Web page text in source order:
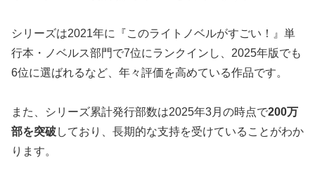
シリーズは2021年に『このライトノベルがすごい！』単
行本・ノベルス部門で7位にランクインし、2025年版でも
6位に選ばれるなど、年々評価を高めている作品です。
また、シリーズ累計発行部数は2025年3月の時点で200万
部を突破しており、長期的な支持を受けていることがわか
ります。